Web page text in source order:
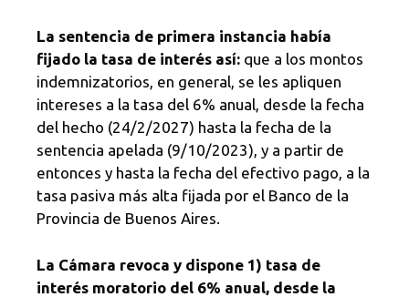
La sentencia de primera instancia había
fijado la tasa de interés así: que a los montos
indemnizatorios, en general, se les apliquen
intereses a la tasa del 6% anual, desde la fecha
del hecho (24/2/2027) hasta la fecha de la
sentencia apelada (9/10/2023), y a partir de
entonces y hasta la fecha del efectivo pago, a la
tasa pasiva más alta fijada por el Banco de la
Provincia de Buenos Aires.
La Cámara revoca y dispone 1) tasa de
interés moratorio del 6% anual, desde la